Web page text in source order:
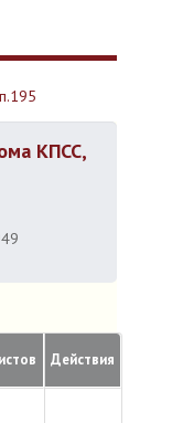
КПСС,
Действия